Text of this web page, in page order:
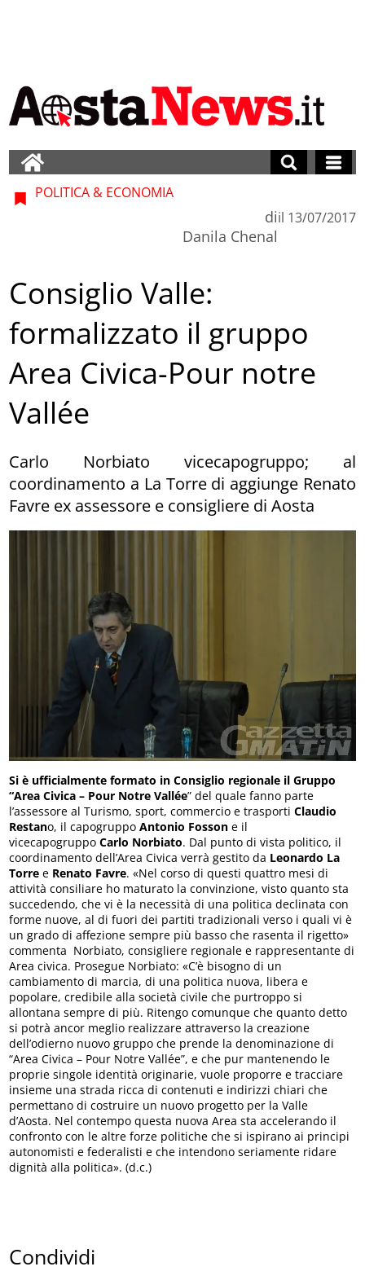
POLITICA & ECONOMIA
di
Danila Chenal
il 13/07/2017
Consiglio Valle:
formalizzato il gruppo
Area Civica-Pour notre
Vallée
Carlo Norbiato vicecapogruppo; al
coordinamento a La Torre di aggiunge Renato
Favre ex assessore e consigliere di Aosta
Si è ufficialmente formato in Consiglio regionale il Gruppo
“Area Civica – Pour Notre Vallée” del quale fanno parte
l’assessore al Turismo, sport, commercio e trasporti Claudio
Restano, il capogruppoAntonio Fosson e il
vicecapogruppoCarlo Norbiato. Dal punto di vista politico, il
coordinamento dell’Area Civica verrà gestito da Leonardo La
Torre e Renato Favre. «Nel corso di questi quattro mesi di
attività consiliare ho maturato la convinzione, visto quanto sta
succedendo, che vi è la necessità di una politica declinata con
forme nuove, al di fuori dei partiti tradizionali verso i quali vi è
un grado di affezione sempre più basso che rasenta il rigetto»
commenta Norbiato, consigliere regionale e rappresentante di
Area civica. Prosegue Norbiato: «C’è bisogno di un
cambiamento di marcia, di una politica nuova, libera e
popolare, credibile alla società civile che purtroppo si
allontana sempre di più. Ritengo comunque che quanto detto
si potrà ancor meglio realizzare attraverso la creazione
dell’odierno nuovo gruppo che prende la denominazione di
“Area Civica – Pour Notre Vallée”, e che pur mantenendo le
proprie singole identità originarie, vuole proporre e tracciare
insieme una strada ricca di contenuti e indirizzi chiari che
permettano di costruire un nuovo progetto per la Valle
d’Aosta. Nel contempo questa nuova Area sta accelerando il
confronto con le altre forze politiche che si ispirano ai principi
autonomisti e federalisti e che intendono seriamente ridare
dignità alla politica». (d.c.)
Condividi